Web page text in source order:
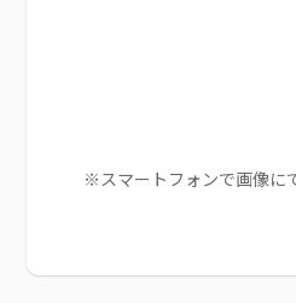
※スマートフォンで画像に